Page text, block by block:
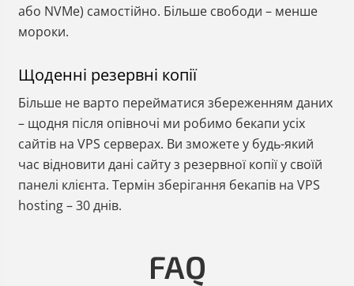
або NVMe) самостійно. Більше свободи – менше
мороки.
Щоденні резервні копії
Більше не варто перейматися збереженням даних
– щодня після опівночі ми робимо бекапи усіх
сайтів на VPS серверах. Ви зможете у будь-який
час відновити дані сайту з резервної копії у своїй
панелі клієнта. Термін зберігання бекапів на VPS
hosting – 30 днів.
FAQ